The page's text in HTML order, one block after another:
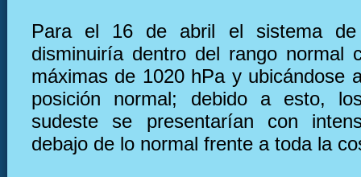
Para el 16 de abril el sistema de
disminuiría dentro del rango normal
máximas de 1020 hPa y ubicándose
posición normal; debido a esto,
sudeste se presentarían con
debajo de lo normal frente a toda la